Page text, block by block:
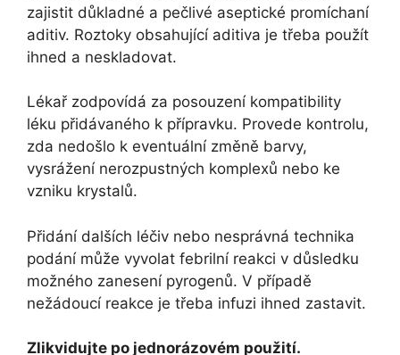
zajistit důkladné a pečlivé aseptické promíchaní
aditiv. Roztoky obsahující aditiva je třeba použít
ihned a neskladovat.
Lékař zodpovídá za posouzení kompatibility
léku přidávaného k přípravku. Provede kontrolu,
zda nedošlo k eventuální změně barvy,
vysrážení nerozpustných komplexů nebo ke
vzniku krystalů.
Přidání dalších léčiv nebo nesprávná technika
podání může vyvolat febrilní reakci v důsledku
možného zanesení pyrogenů. V případě
nežádoucí reakce je třeba infuzi ihned zastavit.
Zlikvidujte po jednorázovém použití.